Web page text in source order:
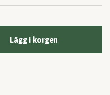
Lägg i korgen